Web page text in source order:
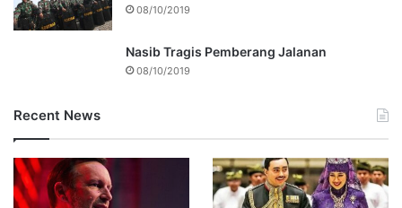
08/10/2019
Nasib Tragis Pemberang Jalanan
08/10/2019
Recent News